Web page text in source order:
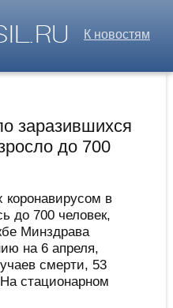
К новостям
заразившихся
до 700
в
до 700 человек,
Минздрава
на 6 апреля,
смерти, 53
стационарном